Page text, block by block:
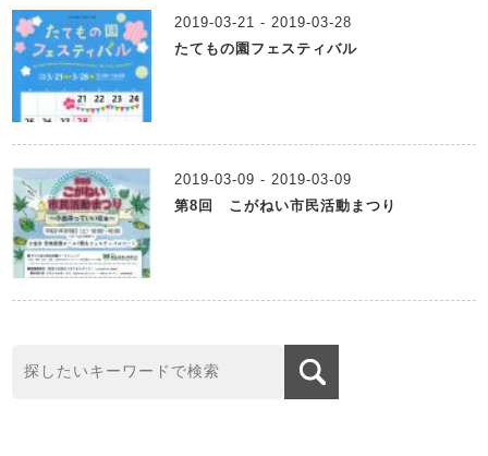
2019-03-21 - 2019-03-28
たてもの園フェスティバル
2019-03-09 - 2019-03-09
第8回 こがねい市民活動まつり